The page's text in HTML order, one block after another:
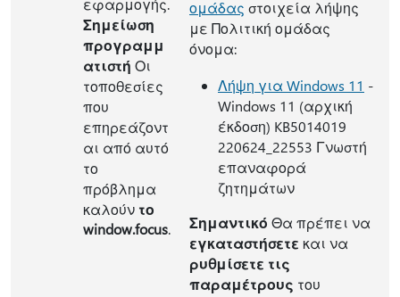
εφαρμογής.
Σημείωση
προγραμμ
ατιστή Οι
τοποθεσίες
που
επηρεάζοντ
αι από αυτό
το
πρόβλημα
καλούν το
window.focus.
ομάδας στοιχεία λήψης
με Πολιτική ομάδας
όνομα:
Λήψη για Windows 11 -
Windows 11 (αρχική
έκδοση) KB5014019
220624_22553 Γνωστή
επαναφορά
ζητημάτων
Σημαντικό Θα πρέπει να
εγκαταστήσετε και να
ρυθμίσετε τις
παραμέτρους του